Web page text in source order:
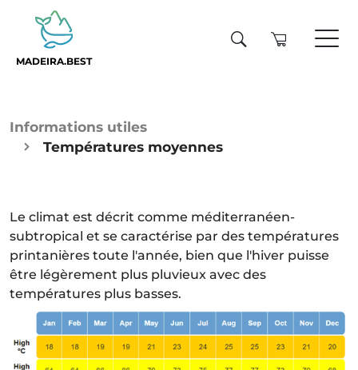
MADEIRA.BEST
Informations utiles
Températures moyennes
Le climat est décrit comme méditerranéen-
subtropical et se caractérise par des températures
printanières toute l'année, bien que l'hiver puisse
être légèrement plus pluvieux avec des
températures plus basses.